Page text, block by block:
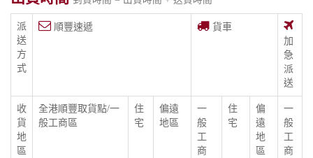
派
送
方
式
順豐速遞
貨車
加
急
派
送
收
貨
地
區
全港順豐取貨點/一
般工商區
住
宅
偏遠
地區
一
般
工
商
住
宅
偏
遠
地
區
一
般
工
商